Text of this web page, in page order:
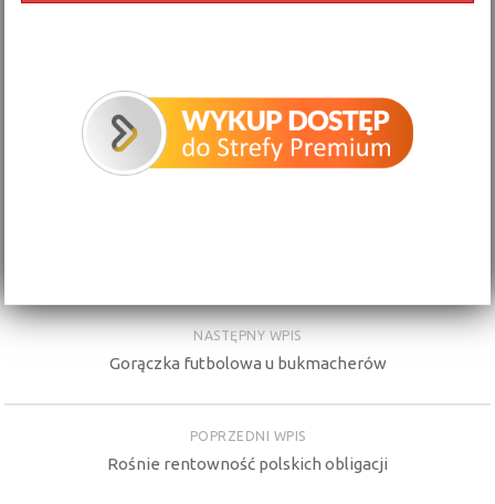
NASTĘPNY WPIS
Gorączka futbolowa u bukmacherów
POPRZEDNI WPIS
Rośnie rentowność polskich obligacji